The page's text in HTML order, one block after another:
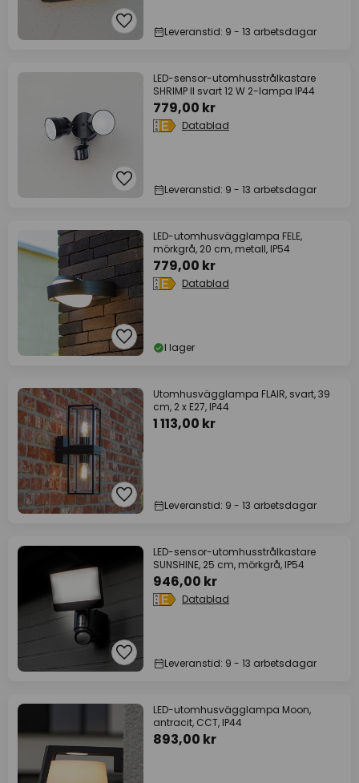
Leveranstid: 9 - 13 arbetsdagar
LED-sensor-utomhusstrålkastare
SHRIMP II svart 12 W 2-lampa IP44
779,00 kr
Datablad
Leveranstid: 9 - 13 arbetsdagar
LED-utomhusvägglampa FELE,
mörkgrå, 20 cm, metall, IP54
779,00 kr
Datablad
I lager
Utomhusvägglampa FLAIR, svart, 39
cm, 2 x E27, IP44
1 113,00 kr
Leveranstid: 9 - 13 arbetsdagar
LED-sensor-utomhusstrålkastare
SUNSHINE, 25 cm, mörkgrå, IP54
946,00 kr
Datablad
Leveranstid: 9 - 13 arbetsdagar
LED-utomhusvägglampa Moon,
antracit, CCT, IP44
893,00 kr